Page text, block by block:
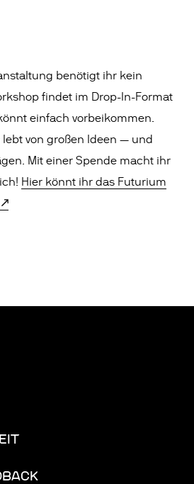
benötigt ihr kein
findet im Drop-In-Format
einfach vorbeikommen.
lebt von großen Ideen — und
Mit einer Spende macht ihr
Hier könnt ihr das Futurium